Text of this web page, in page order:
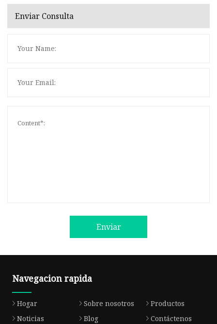
Enviar Consulta
Enviar
Navegacion rapida
Hogar Sobre nosotros
Productos
Noticias
Blog
Contáctenos